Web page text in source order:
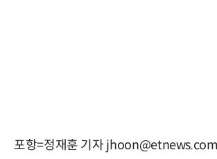
포항=정재훈 기자 jhoon@etnews.com